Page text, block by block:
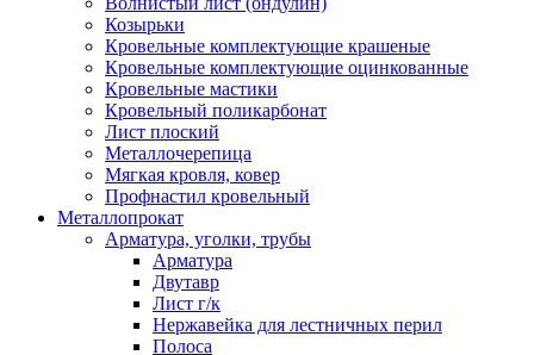
Козырьки
Кровельные комплектующие крашеные
Кровельные комплектующие оцинкованные
Кровельные мастики
Кровельный поликарбонат
Лист плоский
Металлочерепица
Мягкая кровля, ковер
Профнастил кровельный
Металлопрокат
Арматура, уголки, трубы
Арматура
Двутавр
Лист г/к
Нержавейка для лестничных перил
Полоса